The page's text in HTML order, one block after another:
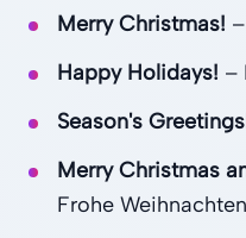
Merry Christmas!
Happy Holidays! –
Season's
Merry Christmas
Frohe